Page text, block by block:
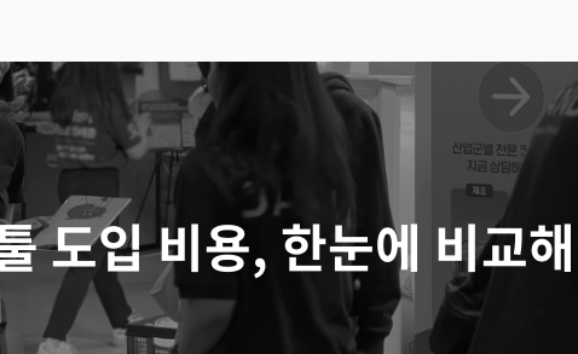
도입 비용, 한눈에 비교